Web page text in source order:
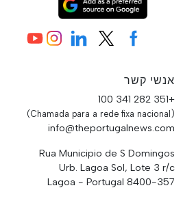
אנשי קשר
+351 282 341 100
(Chamada para a rede fixa nacional)
info@theportugalnews.com
Rua Municipio de S Domingos
Urb. Lagoa Sol, Lote 3 r/c
8400-357 Lagoa - Portugal